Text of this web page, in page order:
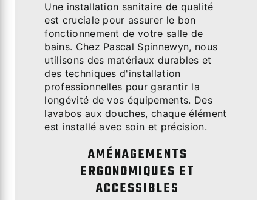
Une installation sanitaire de qualité
est cruciale pour assurer le bon
fonctionnement de votre salle de
bains. Chez Pascal Spinnewyn, nous
utilisons des matériaux durables et
des techniques d'installation
professionnelles pour garantir la
longévité de vos équipements. Des
lavabos aux douches, chaque élément
est installé avec soin et précision.
AMÉNAGEMENTS
ERGONOMIQUES ET
ACCESSIBLES